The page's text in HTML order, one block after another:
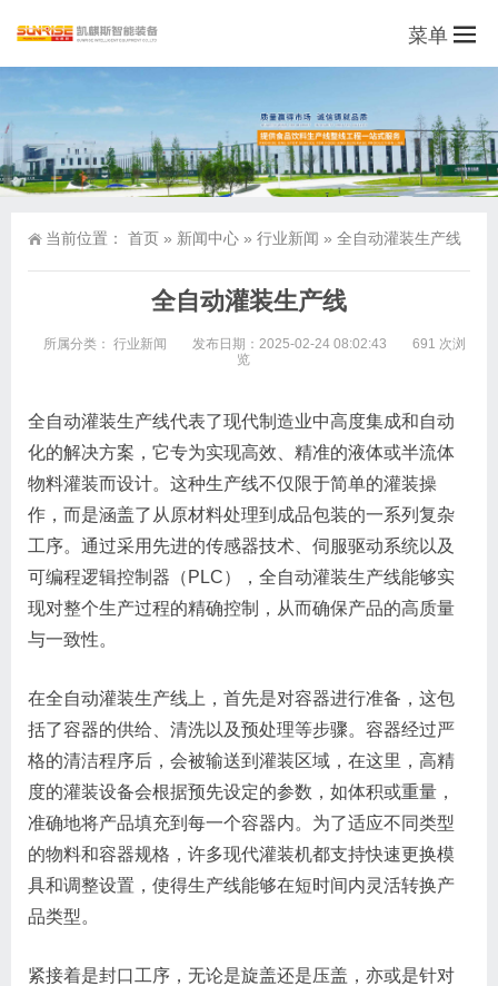
菜单
当前位置： 首页 » 新闻中心 » 行业新闻 » 全自动灌装生产线
全自动灌装生产线
所属分类： 行业新闻 发布日期：2025-02-24 08:02:43
691 次浏
览
全自动灌装生产线代表了现代制造业中高度集成和自动
化的解决方案，它专为实现高效、精准的液体或半流体
物料灌装而设计。这种生产线不仅限于简单的灌装操
作，而是涵盖了从原材料处理到成品包装的一系列复杂
工序。通过采用先进的传感器技术、伺服驱动系统以及
可编程逻辑控制器（PLC），全自动灌装生产线能够实
现对整个生产过程的精确控制，从而确保产品的高质量
与一致性。
在全自动灌装生产线上，首先是对容器进行准备，这包
括了容器的供给、清洗以及预处理等步骤。容器经过严
格的清洁程序后，会被输送到灌装区域，在这里，高精
度的灌装设备会根据预先设定的参数，如体积或重量，
准确地将产品填充到每一个容器内。为了适应不同类型
的物料和容器规格，许多现代灌装机都支持快速更换模
具和调整设置，使得生产线能够在短时间内灵活转换产
品类型。
紧接着是封口工序，无论是旋盖还是压盖，亦或是针对